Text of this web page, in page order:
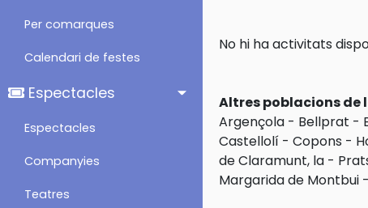
Per comarques
Calendari de festes
Espectacles
Espectacles
Companyies
Teatres
No hi ha activitats
Altres poblacions de
Argençola - Bellprat -
Castellolí - Copons -
de Claramunt, la -
Margarida de Montbui -